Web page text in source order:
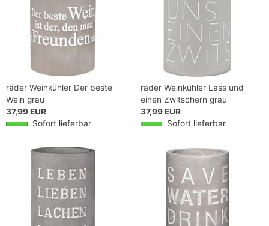
räder Weinkühler Der beste
Wein grau
37,99 EUR
Sofort lieferbar
räder Weinkühler Lass und
einen Zwitschern grau
37,99 EUR
Sofort lieferbar